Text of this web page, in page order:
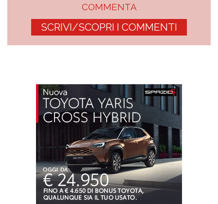
COMMENTA
SCRIVI/SCOPRI I COMMENTI